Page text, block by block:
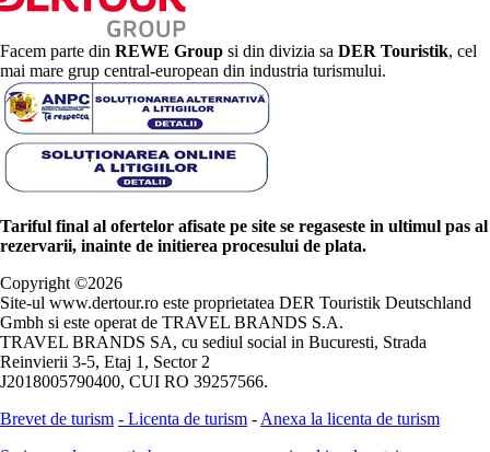
Facem parte din REWE Group si din divizia sa DER Touristik, cel
mai mare grup central-european din industria turismului.
Tariful final al ofertelor afisate pe site se regaseste in ultimul pas al
rezervarii, inainte de initierea procesului de plata.
Copyright ©2026
Site-ul www.dertour.ro este proprietatea DER Touristik Deutschland
Gmbh si este operat de TRAVEL BRANDS S.A.
TRAVEL BRANDS SA, cu sediul social in Bucuresti, Strada
Reinvierii 3-5, Etaj 1, Sector 2
J2018005790400, CUI RO 39257566.
Brevet de turism - Licenta de turism - Anexa la licenta de turism